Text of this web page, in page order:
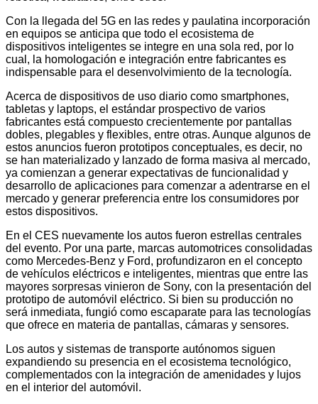
Con la llegada del 5G en las redes y paulatina incorporación
en equipos se anticipa que todo el ecosistema de
dispositivos inteligentes se integre en una sola red, por lo
cual, la homologación e integración entre fabricantes es
indispensable para el desenvolvimiento de la tecnología.
Acerca de dispositivos de uso diario como smartphones,
tabletas y laptops, el estándar prospectivo de varios
fabricantes está compuesto crecientemente por pantallas
dobles, plegables y flexibles, entre otras. Aunque algunos de
estos anuncios fueron prototipos conceptuales, es decir, no
se han materializado y lanzado de forma masiva al mercado,
ya comienzan a generar expectativas de funcionalidad y
desarrollo de aplicaciones para comenzar a adentrarse en el
mercado y generar preferencia entre los consumidores por
estos dispositivos.
En el CES nuevamente los autos fueron estrellas centrales
del evento. Por una parte, marcas automotrices consolidadas
como Mercedes-Benz y Ford, profundizaron en el concepto
de vehículos eléctricos e inteligentes, mientras que entre las
mayores sorpresas vinieron de Sony, con la presentación del
prototipo de automóvil eléctrico. Si bien su producción no
será inmediata, fungió como escaparate para las tecnologías
que ofrece en materia de pantallas, cámaras y sensores.
Los autos y sistemas de transporte autónomos siguen
expandiendo su presencia en el ecosistema tecnológico,
complementados con la integración de amenidades y lujos
en el interior del automóvil.